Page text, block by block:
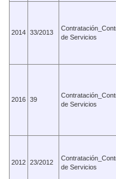
2014 33/2013
de Servicios
2016 39
de Servicios
2012 23/2012
de Servicios